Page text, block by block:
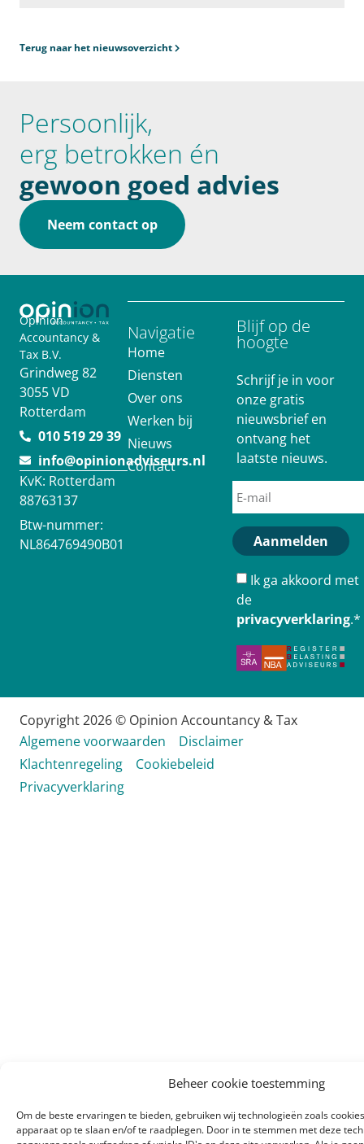
Beheer cookie toestemming
Om de beste ervaringen te bieden, gebruiken wij technologieën zoals
apparaat op te slaan en/of te raadplegen. Door in te stemmen met deze
Terug naar het nieuwsoverzicht
Persoonlijk,
erg betrokken én
gewoon goed advies
Neem contact op
Opinion
Accountancy &
Tax B.V.
Grindweg 82
3055 VD
Rotterdam
010 519 29 39
info@opinionadviseurs.nl
KvK: Rotterdam
88763137
Btw-nummer:
NL864769490B01
Navigatie
Home
Diensten
Over ons
Werken bij
Nieuws
Contact
Blijf op de
hoogte
Schrijf je in voor
onze gratis
nieuwsbrief en
ontvang het
laatste nieuws.
Ik ga akkoord met
de
privacyverklaring.*
Aanmelden
Copyright 2026 © Opinion Accountancy & Tax
Algemene voorwaarden
Disclaimer
Klachtenregeling
Cookiebeleid
Privacyverklaring